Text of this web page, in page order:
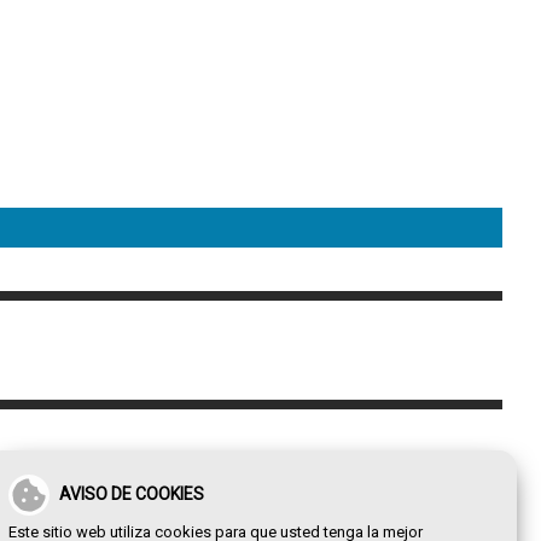
AVISO DE COOKIES
Este sitio web utiliza cookies para que usted tenga la mejor